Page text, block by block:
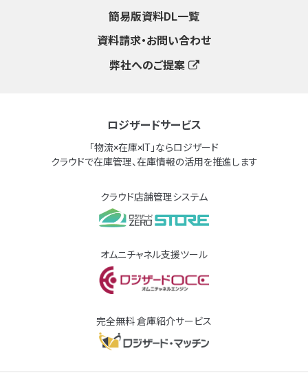
簡易版資料DL一覧
資料請求・お問い合わせ
弊社へのご提案
ロジザードサービス
「物流×在庫×IT」ならロジザード
クラウドで在庫管理、在庫情報の活用を推進します
クラウド店舗管理システム
オムニチャネル支援ツール
完全無料 倉庫紹介サービス